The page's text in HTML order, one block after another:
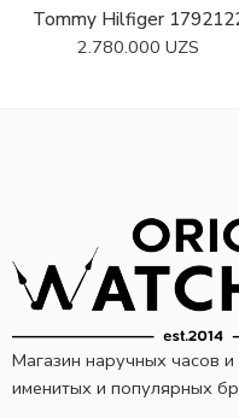
Tommy Hilfiger
2.780.000 UZS
Магазин наручных часов
именитых и популярных